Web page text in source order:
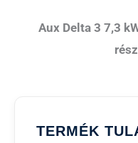
Aux Delta 3 7,3
TERMÉK